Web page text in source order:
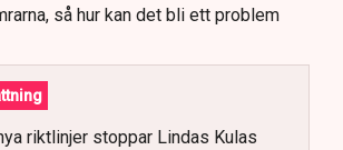
så hur kan det bli ett problem
riktlinjer stoppar Lindas Kulas